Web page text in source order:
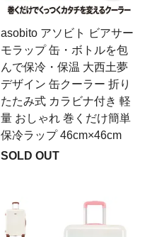
asobito アソビト ビアサー
モラップ 缶・ボトルを包
んで保冷・保温 大西土夢
デザイン 缶クーラー 折り
たたみ式 カラビナ付き 軽
量 おしゃれ 巻くだけ簡単
保冷ラップ 46cm×46cm
SOLD OUT